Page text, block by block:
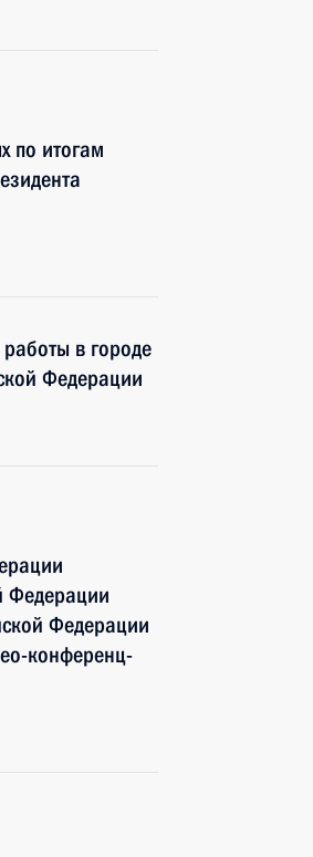
по итогам
в городе
Федерации
Федерации
Федерации
конференц-